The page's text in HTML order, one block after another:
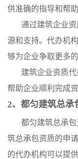
供准确的指导和帮助
通过建筑企业
源和支持。代办机
够为企业争取更多
建筑企业资质
帮助企业顺利完成
2、都匀建筑总承
都匀建筑总承
筑总承包资质的申
的代办机构可以提